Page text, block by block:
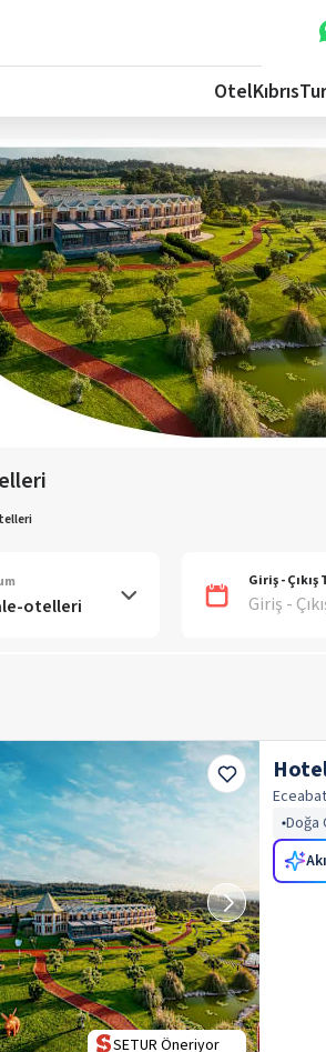
OtelKıbrısTur
Giriş -
Giriş -
SETUR Öneriyor
Doğa